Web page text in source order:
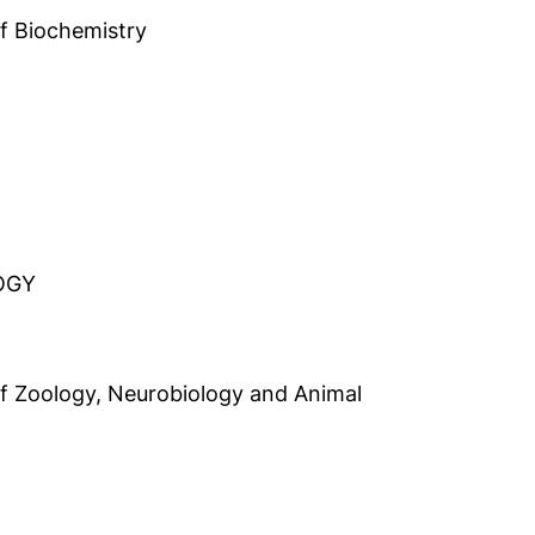
Biochemistry
Zoology, Neurobiology and Animal